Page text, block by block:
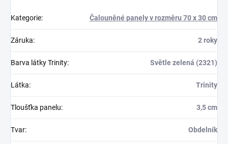
Kategorie: Čalouněné panely v rozměru 70 x 30 cm
Záruka: 2 roky
Barva látky Trinity: Světle zelená (2321)
Látka: Trinity
Tloušťka panelu: 3,5 cm
Tvar: Obdelník